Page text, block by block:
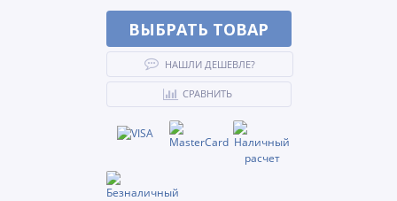
ВЫБРАТЬ ТОВАР
НАШЛИ ДЕШЕВЛЕ?
СРАВНИТЬ